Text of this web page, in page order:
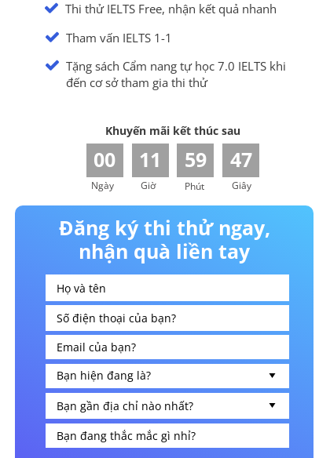
Đăng ký thi thử ngay,
nhận quà liền tay
00 11 59 46
Khuyến mãi kết thúc sau
Ngày Giờ Phút Giây
Thi thử IELTS Free, nhận kết quả nhanh
Tham vấn IELTS 1-1
Tặng sách Cẩm nang tự học 7.0 IELTS khi
đến cơ sở tham gia thi thử